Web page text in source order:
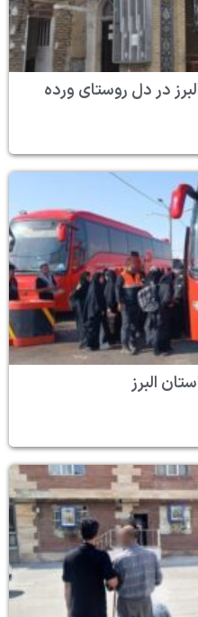
در دل روستای ورده